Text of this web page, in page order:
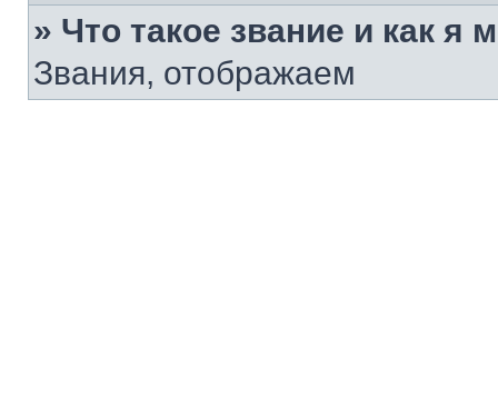
» Что такое звание и как я
Звания, отображаем